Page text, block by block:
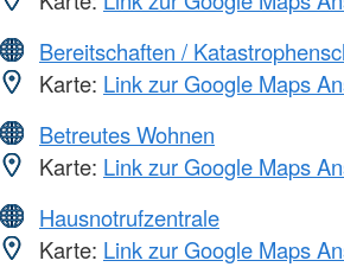
Bereitschaften /
Karte: Link zur Google Maps
Betreutes Wohnen
Karte: Link zur Google Maps
Hausnotrufzentrale
Karte: Link zur Google Maps